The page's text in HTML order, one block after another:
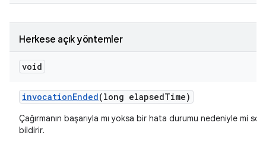
Herkese açık yöntemler
void
invocationEnded(long elapsedTime)
Çağırmanın başarıyla mı yoksa bir hata durumu nedeniyle mi
bildirir.